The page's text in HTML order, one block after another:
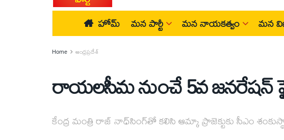
హోమ్ మన పార్టీ మన నాయకత్వం మన
Home ఆంధ్రప్రదేశ్
రాయలసీమ నుంచే 5వ జనరేషన్
కేంద్ర మంత్రి రాజ్ నాధ్‌సింగ్‌తో కలిసి ఆమ్కా ప్రాజెక్టుకు సీఎం